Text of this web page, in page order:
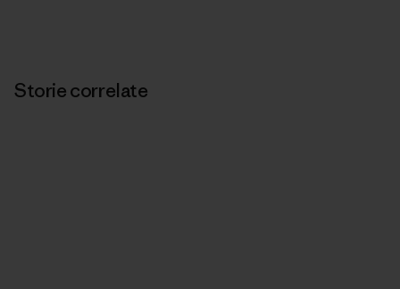
Storie correlate